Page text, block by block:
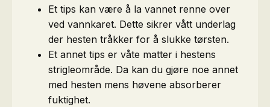
Et tips kan være å la vannet renne over
ved vannkaret. Dette sikrer vått underlag
der hesten tråkker for å slukke tørsten.
Et annet tips er våte matter i hestens
strigleområde. Da kan du gjøre noe annet
med hesten mens høvene absorberer
fuktighet.